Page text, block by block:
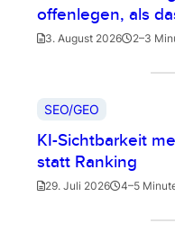
offenlegen, als
3. August 2026 2–3
SEO/GEO
KI-Sichtbarkeit
statt Ranking
29. Juli 2026 4–5